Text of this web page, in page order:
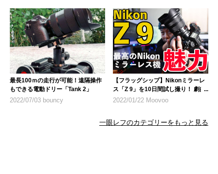
最長100ｍの走行が可能！遠隔操作
もできる電動ドリー「Tank 2」
2022/07/03 bouncy
【フラッグシップ】Nikonミラーレ
ス「Z 9」を10日間試し撮り！ 劇的
進化を遂げたAF、連写性能、操作
2022/01/22 Moovoo
一眼レフのカテゴリーをもっと見る